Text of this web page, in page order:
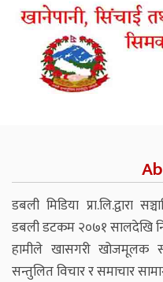
डबली मिडिया प्रा.लि.द्वारा
डबली डटकम २०७१ सालदेखि
हामीले खासगरी खोजमूलक
सन्तुलित विचार र समाचार